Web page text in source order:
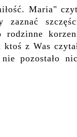
Maria"
zaznać
rodzinne
z Was
pozostało